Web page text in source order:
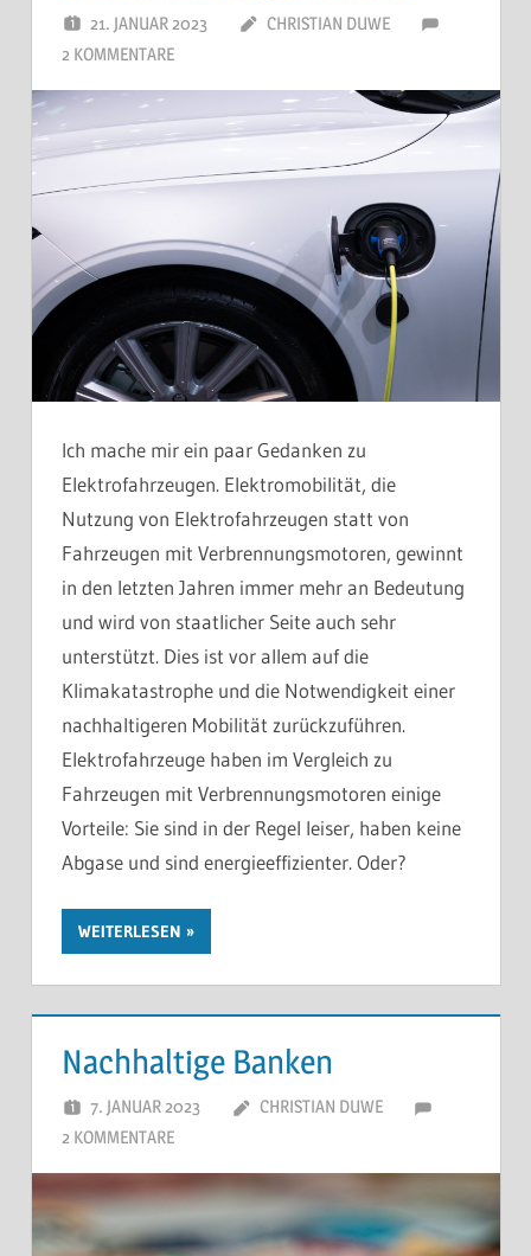
21. JANUAR 2023
CHRISTIAN DUWE
2 KOMMENTARE
Ich mache mir ein paar Gedanken zu
Elektrofahrzeugen. Elektromobilität, die
Nutzung von Elektrofahrzeugen statt von
Fahrzeugen mit Verbrennungsmotoren, gewinnt
in den letzten Jahren immer mehr an Bedeutung
und wird von staatlicher Seite auch sehr
unterstützt. Dies ist vor allem auf die
Klimakatastrophe und die Notwendigkeit einer
nachhaltigeren Mobilität zurückzuführen.
Elektrofahrzeuge haben im Vergleich zu
Fahrzeugen mit Verbrennungsmotoren einige
Vorteile: Sie sind in der Regel leiser, haben keine
Abgase und sind energieeffizienter. Oder?
WEITERLESEN
Nachhaltige Banken
7. JANUAR 2023
CHRISTIAN DUWE
2 KOMMENTARE